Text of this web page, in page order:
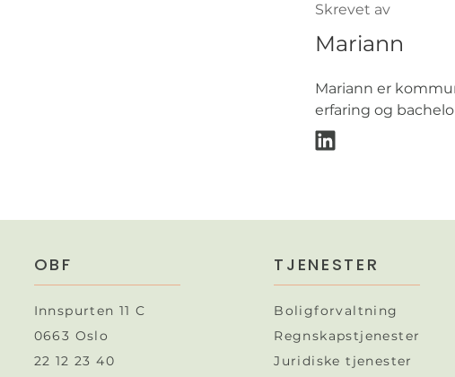
Skrevet av
Mariann
Mariann er
erfaring og
OBF
Innspurten 11 C
0663 Oslo
22 12 23 40
TJENESTER
Boligforvaltning
Regnskapstjenester
Juridiske tjenester​